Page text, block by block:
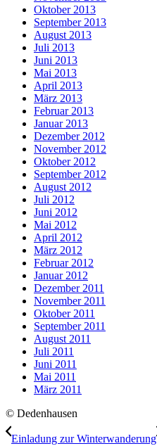
Oktober 2013
September 2013
August 2013
Juli 2013
Juni 2013
Mai 2013
April 2013
März 2013
Februar 2013
Januar 2013
Dezember 2012
November 2012
Oktober 2012
September 2012
August 2012
Juli 2012
Juni 2012
Mai 2012
April 2012
März 2012
Februar 2012
Januar 2012
Dezember 2011
November 2011
Oktober 2011
September 2011
August 2011
Juli 2011
Juni 2011
Mai 2011
März 2011
© Dedenhausen
Einladung zur Winterwanderung